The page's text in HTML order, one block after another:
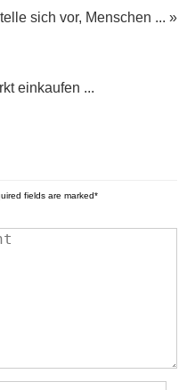
sich vor, Menschen ... »
einkaufen ...
fields are marked*